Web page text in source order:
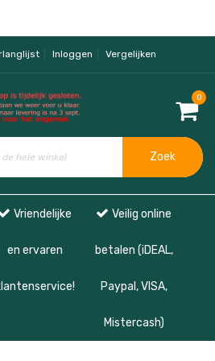
Inloggen Vergelijken
0
Zoek
Vriendelijke
en ervaren
Veilig online
betalen (iDEAL,
Paypal, VISA,
Mistercash)